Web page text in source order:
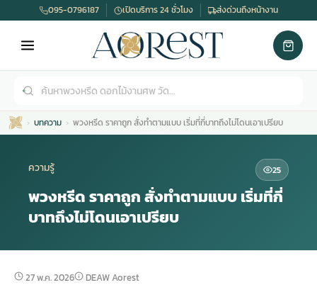
ดอกไม้หน้าศพ
พวงหรีด กรุงเทพ
ไม้งานแต่ง
พวงหรีดพัดลม
รับจัดงานศพ
095-0796187 เปิดบริการ 24 ชั่วโมง ส่งด่วนถึงหน้างาน
บทความ พวงหรีด ราคาถูก สั่งทำตามแบบ เริ่มที่กี่บาทถึงไม่โดนเอาเปรียบ
ความรู้ 25
พวงหรีด ราคาถูก สั่งทำตามแบบ เริ่มที่กี่
บาทถึงไม่โดนเอาเปรียบ
27 พ.ค. 2026 DEAW Aorest